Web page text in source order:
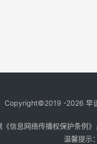
Copyright©2019 -2026 早
信息网络传播权保护条例
温馨提示